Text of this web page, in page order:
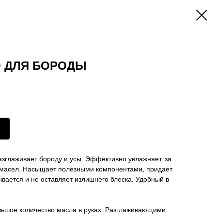
ДЛЯ БОРОДЫ
бороду и усы. Эффективно увлажняет, за
масел. Насыщает полезными компонентами, придает
и не оставляет излишнего блеска. Удобный в
количество масла в руках. Разглаживающими